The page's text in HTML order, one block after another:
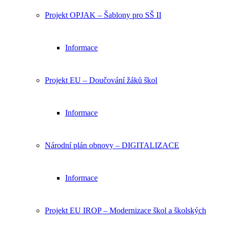
Projekt OPJAK – Šablony pro SŠ II
Informace
Projekt EU – Doučování žáků škol
Informace
Národní plán obnovy – DIGITALIZACE
Informace
Projekt EU IROP – Modernizace škol a školských